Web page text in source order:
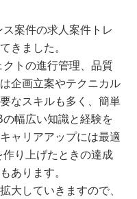
案件の求人案件トレ
きました。
トの進行管理、品質
企画立案やテクニカル
なスキルも多く、簡単
幅広い知識と経験を
ャリアアップには最適
り上げたときの達成
あります。
大していきますので、